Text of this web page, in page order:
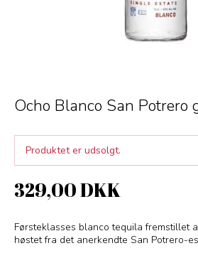
Ocho Blanco San Potrero
Produktet er udsolgt.
329,00 DKK
Førsteklasses blanco tequila fremstillet
høstet fra det anerkendte San Potrero-